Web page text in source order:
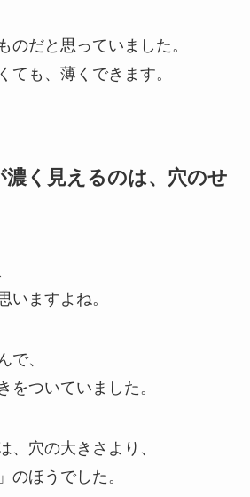
のだと思っていました。
ても、薄くできます。
濃く見えるのは、穴のせ
いますよね。
で、
をついていました。
、穴の大きさより、
のほうでした。